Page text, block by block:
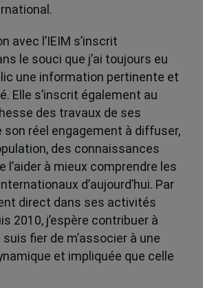
avec l’IEIM s’inscrit
le souci que j’ai toujours eu
une information pertinente et
Elle s’inscrit également au
des travaux de ses
son réel engagement à diffuser,
des connaissances
l’aider à mieux comprendre les
d’aujourd’hui. Par
direct dans ses activités
2010, j’espère contribuer à
fier de m’associer à une
et impliquée que celle